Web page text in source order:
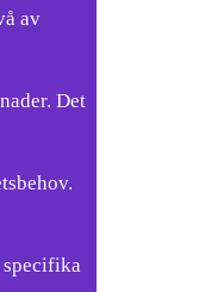
av
Det
specifika